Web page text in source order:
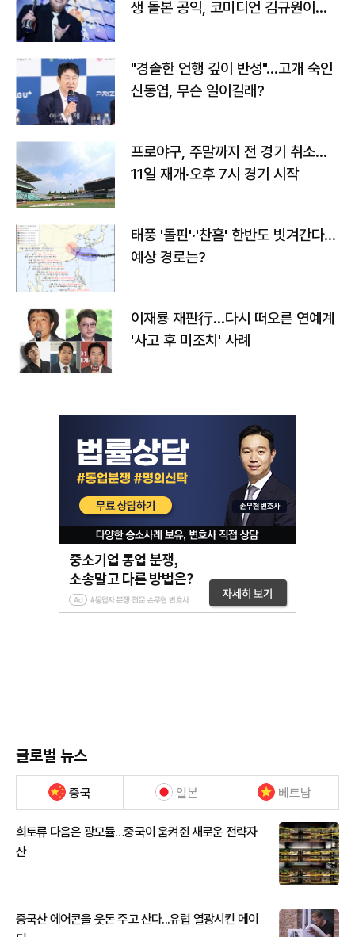
생 돌본 공익, 코미디언 김규원이었
"경솔한 언행 깊이 반성"…고개 숙인
신동엽, 무슨 일이길래?
프로야구, 주말까지 전 경기 취소…
11일 재개·오후 7시 경기 시작
태풍 '돌핀'·'찬홈' 한반도 빗겨간다…
예상 경로는?
이재룡 재판行…다시 떠오른 연예계
'사고 후 미조치' 사례
글로벌 뉴스
중국 일본 베트남
희토류 다음은 광모듈…중국이 움켜쥔 새로운 전략자
산
중국산 에어콘을 웃돈 주고 산다...유럽 열광시킨 메이